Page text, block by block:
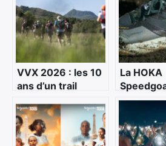
VVX 2026 : les 10
ans d’un trail
génération
La HOKA
:
référence